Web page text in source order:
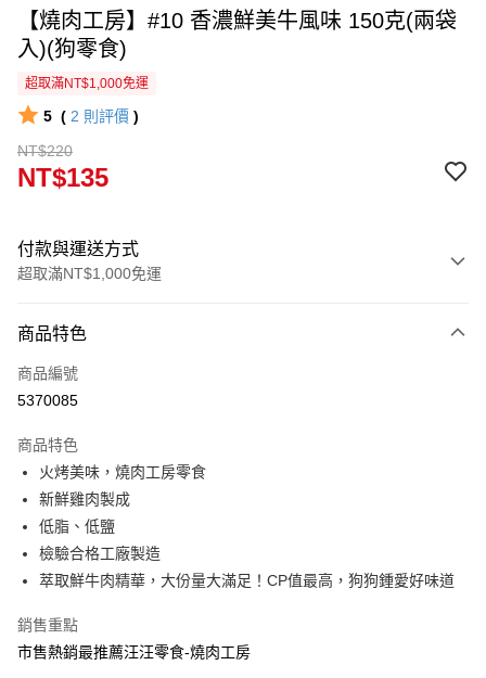
【燒肉工房】#10 香濃鮮美牛風味 150克(兩袋
入)(狗零食)
超取滿NT$1,000免運
5 ( 2 則評價 )
NT$220
NT$135
付款與運送方式
超取滿NT$1,000免運
信用卡一次付款
信用卡分期付款
合作金庫商業銀行
華南商業銀行
上海商業儲蓄銀行
國泰世華商業銀行
臺灣中小企業銀行
匯豐（台灣）商業銀行
華泰商業銀行
聯邦商業銀行
遠東國際商業銀行
元大商業銀行
台新國際商業銀行
超商取貨付款
LINE Pay
Apple Pay
街口支付
悠遊付
Google Pay
商品特色
商品編號
5370085
商品特色
火烤美味，燒肉工房零食
新鮮雞肉製成
低脂、低鹽
檢驗合格工廠製造
萃取鮮牛肉精華，大份量大滿足！CP值最高，狗狗鍾愛好味道
銷售重點
市售熱銷最推薦汪汪零食-燒肉工房